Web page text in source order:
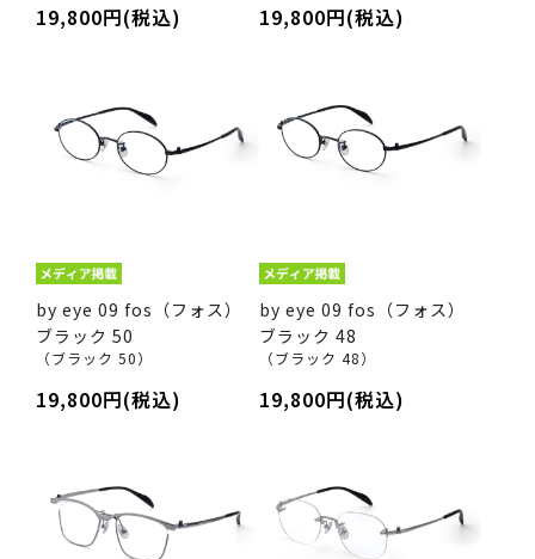
19,800円(税込) 19,800円(税込)
by eye 09 fos（フォス）
ブラック 50
（ブラック 50）
19,800円(税込)
by eye 09 fos（フォス）
ブラック 48
（ブラック 48）
19,800円(税込)